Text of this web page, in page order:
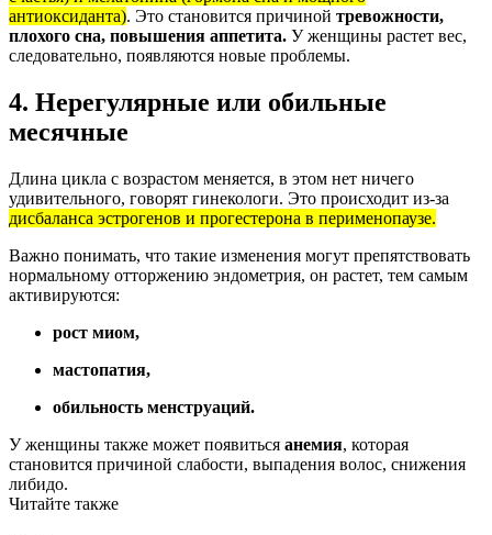
антиоксиданта). Это становится причиной тревожности,
плохого сна, повышения аппетита. У женщины растет вес,
следовательно, появляются новые проблемы.
4. Нерегулярные или обильные
месячные
Длина цикла с возрастом меняется, в этом нет ничего
удивительного, говорят гинекологи. Это происходит из-за
дисбаланса эстрогенов и прогестерона в перименопаузе.
Важно понимать, что такие изменения могут препятствовать
нормальному отторжению эндометрия, он растет, тем самым
активируются:
рост миом,
мастопатия,
обильность менструаций.
У женщины также может появиться анемия, которая
становится причиной слабости, выпадения волос, снижения
либидо.
Читайте также